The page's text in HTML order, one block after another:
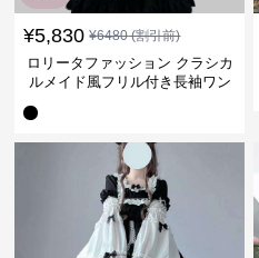
¥5,830 ¥6480(割引前)
ロリータファッション クラシカ
ルメイド風フリル付き長袖ワン